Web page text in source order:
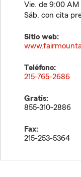
Vie. de 9:00 AM
Sáb. con cita
Sitio web:
Teléfono:
215-765-2686
Gratis:
855-310-2886
Fax:
215-253-5364